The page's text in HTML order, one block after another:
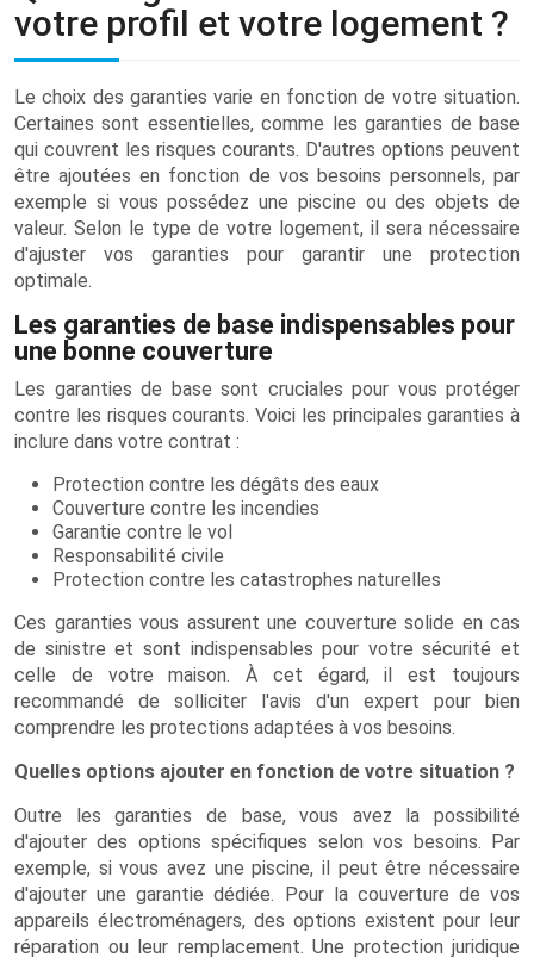
votre profil et votre logement ?
Le choix des garanties varie en fonction de votre situation.
Certaines sont essentielles, comme les garanties de base
qui couvrent les risques courants. D'autres options peuvent
être ajoutées en fonction de vos besoins personnels, par
exemple si vous possédez une piscine ou des objets de
valeur. Selon le type de votre logement, il sera nécessaire
d'ajuster vos garanties pour garantir une protection
optimale.
Les garanties de base indispensables pour
une bonne couverture
Les garanties de base sont cruciales pour vous protéger
contre les risques courants. Voici les principales garanties à
inclure dans votre contrat :
Protection contre les dégâts des eaux
Couverture contre les incendies
Garantie contre le vol
Responsabilité civile
Protection contre les catastrophes naturelles
Ces garanties vous assurent une couverture solide en cas
de sinistre et sont indispensables pour votre sécurité et
celle de votre maison. À cet égard, il est toujours
recommandé de solliciter l'avis d'un expert pour bien
comprendre les protections adaptées à vos besoins.
Quelles options ajouter en fonction de votre situation ?
Outre les garanties de base, vous avez la possibilité
d'ajouter des options spécifiques selon vos besoins. Par
exemple, si vous avez une piscine, il peut être nécessaire
d'ajouter une garantie dédiée. Pour la couverture de vos
appareils électroménagers, des options existent pour leur
réparation ou leur remplacement. Une protection juridique